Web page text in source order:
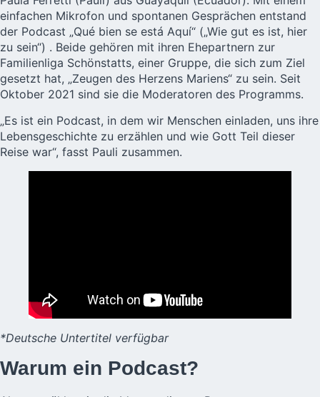
einfachen Mikrofon und spontanen Gesprächen entstand
der Podcast „Qué bien se está Aquí“ („Wie gut es ist, hier
zu sein“) . Beide gehören mit ihren Ehepartnern zur
Familienliga Schönstatts, einer Gruppe, die sich zum Ziel
gesetzt hat, „Zeugen des Herzens Mariens“ zu sein. Seit
Oktober 2021 sind sie die Moderatoren des Programms.
„Es ist ein Podcast, in dem wir Menschen einladen, uns ihre
Lebensgeschichte zu erzählen und wie Gott Teil dieser
Reise war“, fasst Pauli zusammen.
*Deutsche Untertitel verfügbar
Warum ein Podcast?